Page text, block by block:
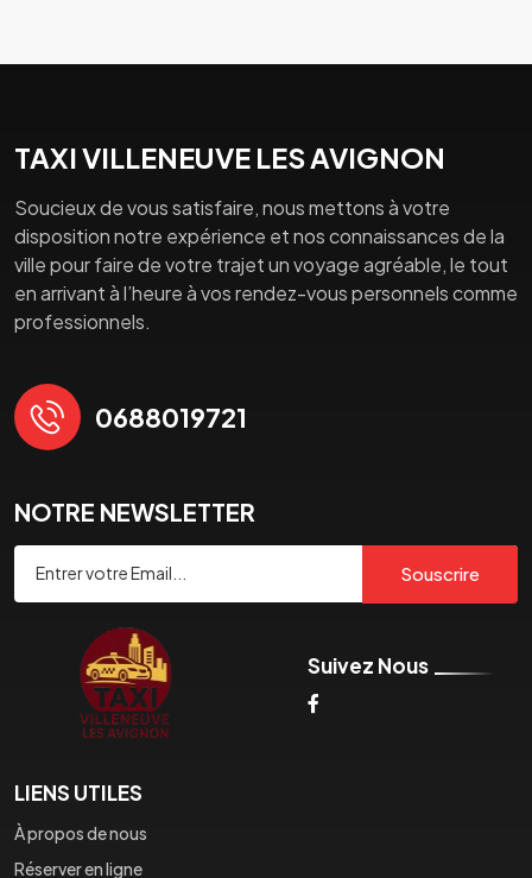
TAXI VILLENEUVE LES AVIGNON
Soucieux de vous satisfaire, nous mettons à votre
disposition notre expérience et nos connaissances de la
ville pour faire de votre trajet un voyage agréable, le tout
en arrivant à l’heure à vos rendez-vous personnels comme
professionnels.
0688019721
NOTRE NEWSLETTER
Souscrire
Suivez Nous
LIENS UTILES
À propos de nous
Réserver en ligne